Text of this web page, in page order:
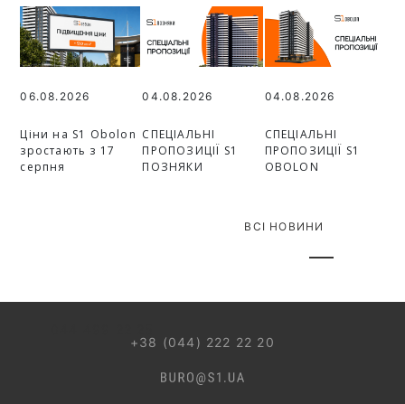
06.08.2026
Ціни на S1 Obolon
зростають з 17
серпня
04.08.2026
СПЕЦІАЛЬНІ
ПРОПОЗИЦІЇ S1
ПОЗНЯКИ
04.08.2026
СПЕЦІАЛЬНІ
ПРОПОЗИЦІЇ S1
OBOLON
ВСІ НОВИНИ
+38 (044) 222 22 20